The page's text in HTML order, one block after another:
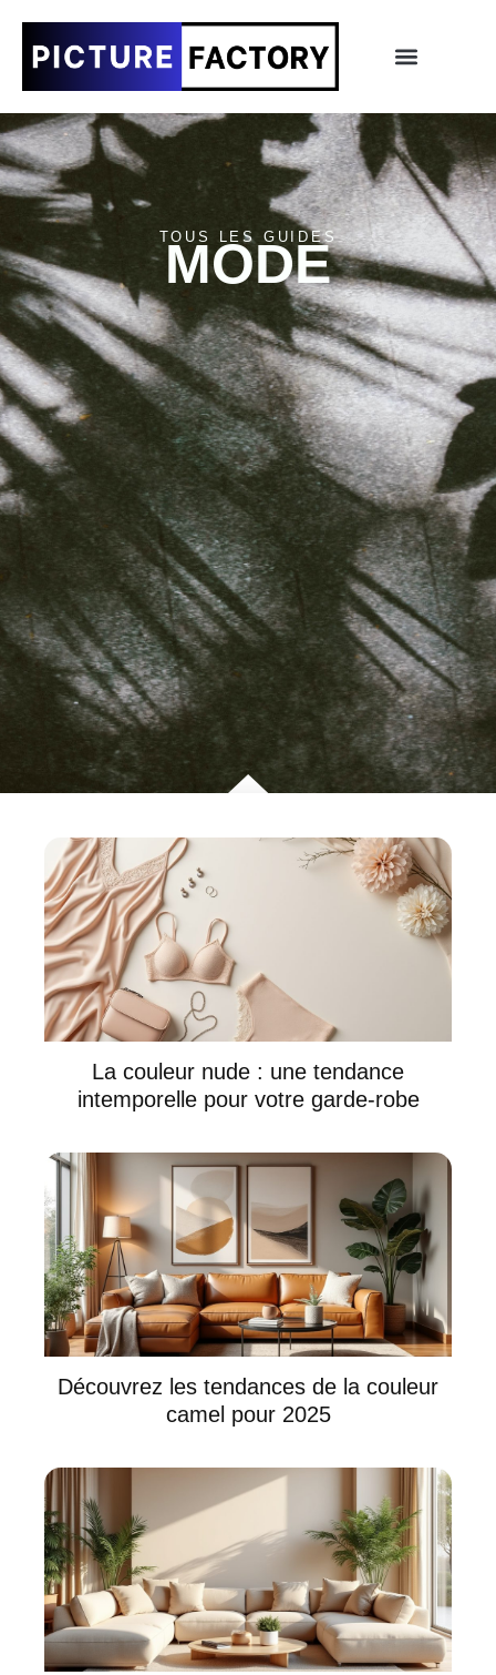
TOUS LES GUIDES
MODE
La couleur nude : une tendance
intemporelle pour votre garde-robe
Découvrez les tendances de la couleur
camel pour 2025